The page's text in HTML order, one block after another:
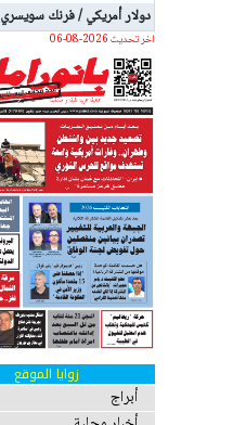
دولار أمريكي / فرنك سويسري
اخر تحديث 2026-08-06
زوايا الموقع
أبراج